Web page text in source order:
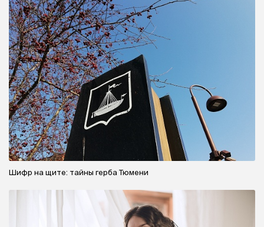
Шифр на щите: тайны герба Тюмени